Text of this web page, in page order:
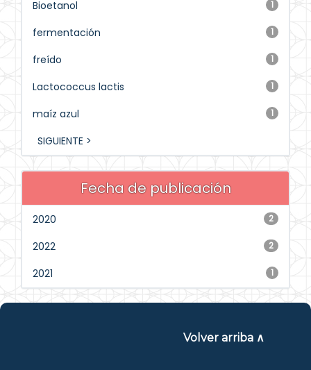
1
Bioetanol
1
fermentación
1
freído
1
Lactococcus lactis
1
maíz azul
SIGUIENTE >
Fecha de publicación
2
2020
2
2022
1
2021
Volver arriba ∧